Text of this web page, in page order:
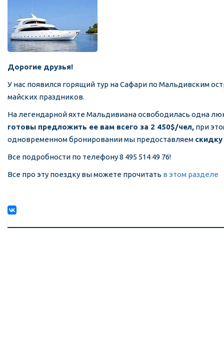
Дорогие друзья!
У нас появился горящий тур на Сафари по Мальдивским
майских праздников.
На легендарной яхте Мальдивиана освободилась одна
готовы предложить ее вам всего за 2 450$/чел, при
одновременном бронировании мы предоставляем
Все подробности по телефону 8 495 514 49 76!
Все про эту поездку вы можете прочитать в этом разделе